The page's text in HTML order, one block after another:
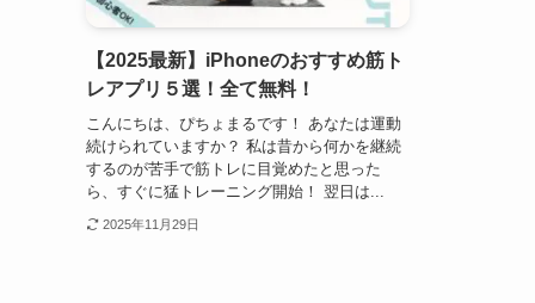
【2025最新】iPhoneのおすすめ筋ト
レアプリ５選！全て無料！
こんにちは、ぴちょまるです！ あなたは運動
続けられていますか？ 私は昔から何かを継続
するのが苦手で筋トレに目覚めたと思った
ら、すぐに猛トレーニング開始！ 翌日は...
2025年11月29日